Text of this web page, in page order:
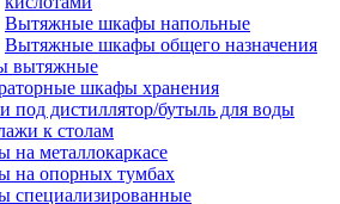
Вытяжные шкафы напольные
Вытяжные шкафы общего назначения
вытяжные
шкафы хранения
под дистиллятор/бутыль для воды
к столам
на металлокаркасе
на опорных тумбах
специализированные